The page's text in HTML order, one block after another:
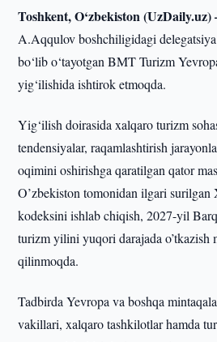
Toshkent, O‘zbekiston
A.Aqqulov boshchiligidagi
bo‘lib o‘tayotgan BMT Turizm
yig‘ilishida ishtirok etmoqda.
Yig‘ilish doirasida xalqaro turizm
tendensiyalar, raqamlashtirish
oqimini oshirishga qaratilgan qator
O’zbekiston tomonidan ilgari
kodeksini ishlab chiqish, 2027-yil
turizm yilini yuqori darajada o’tkazish
qilinmoqda.
Tadbirda Yevropa va boshqa
vakillari, xalqaro tashkilotlar hamda